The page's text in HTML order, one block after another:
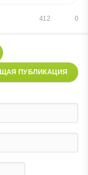
0
412
ПУБЛИКАЦИЯ